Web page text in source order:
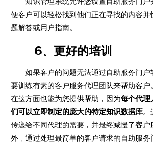
便客户可以轻松找到他们正在寻找的内容并
题解答或用户指南。
6、更好的培训
如果客户的问题无法通过自助服务门户
要训练有素的客户服务代理团队来帮助客户
在这方面也能为您提供帮助，因为每个代理
们可以立即制定的庞大的特定知识数据库。
传递给不同代理的需要，并最终减慢了客户
外，通过处理最简单的客户请求的自助服务